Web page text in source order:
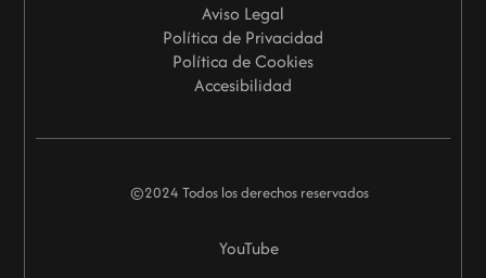
Aviso Legal
Política de Privacidad
Política de Cookies
Accesibilidad
©2024 Todos los derechos reservados
YouTube